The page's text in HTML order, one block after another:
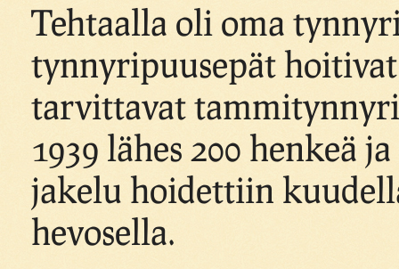
Tehtaalla oli oma
tynnyripuusepät
tarvittavat
1939 lähes 200 henkeä
jakelu hoidettiin
hevosella.